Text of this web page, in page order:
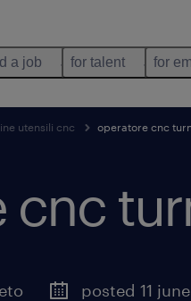
a job for talent for
utensili cnc operatore cnc
cnc
posted 11